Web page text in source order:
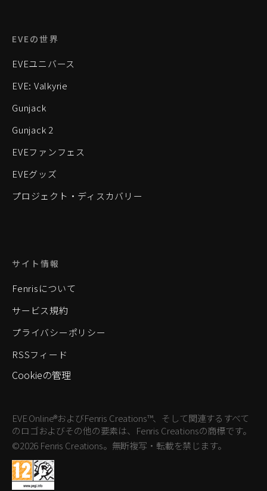
EVEの世界
EVEユニバース
EVE: Valkyrie
Gunjack
Gunjack 2
EVEファンフェス
EVEグッズ
プロジェクト・ディスカバリー
サイト情報
Fenrisについて
サービス規約
プライバシーポリシー
RSSフィード
Cookieの管理
EVE Online®およびFenris Creations™、そして関連するすべて
のロゴおよびその他の要素は、Fenris Creationsの商標です。
©2026 Fenris Creations。無断複写・転載を禁じます。